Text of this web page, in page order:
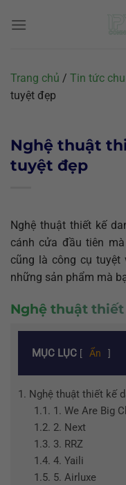
đến
Trang chủ / Tin tức
tuyệt đẹp
Nghệ thuật
tuyệt đẹp
Nghệ thuật thiết kế
cánh cửa đầu tiên
cũng là công cụ tuyệt
những sản phẩm mà
Nghệ thuật
MỤC LỤC [ Ẩn ]
1. Nghệ thuật thiết kế
1.1. 1. We Are Big
1.2. 2. Next
1.3. 3. RRZ
1.4. 4. Yaili
1.5. 5. Airluxe